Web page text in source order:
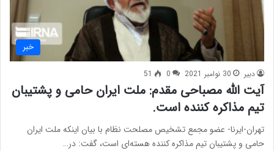
خبر
دبیر 30 نوامبر 2021 0
51
آیت الله مصباحی مقدم: ملت ایران حامی و پشتیبان
تیم مذاکره کننده است.
تهران-ایرنا- عضو مجمع تشخیص مصلحت نظام با بیان اینکه ملت ایران
حامی و پشتیبان تیم مذاکره کننده هسته‌ای است،‌ گفت: در…